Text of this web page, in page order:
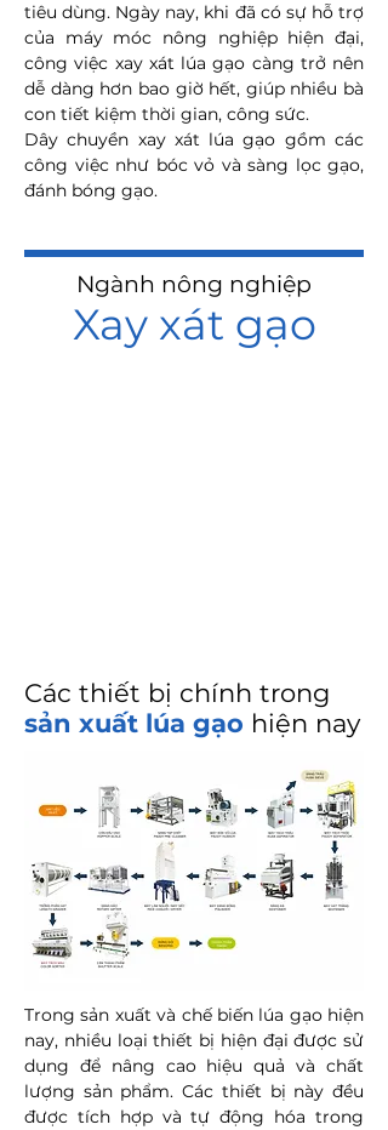
tiêu dùng. Ngày nay, khi đã có sự hỗ trợ
của máy móc nông nghiệp hiện đại,
công việc xay xát lúa gạo càng trở nên
dễ dàng hơn bao giờ hết, giúp nhiều bà
con tiết kiệm thời gian, công sức.​
Dây chuyền xay xát lúa gạo gồm các
công việc như bóc vỏ và sàng lọc gạo,
đánh bóng gạo.
Ngành nông nghiệp
Xay xát gạo
Các thiết bị chính trong
sản xuất lúa gạo hiện nay
Trong sản xuất và chế biến lúa gạo hiện
nay, nhiều loại thiết bị hiện đại được sử
dụng để nâng cao hiệu quả và chất
lượng sản phẩm. Các thiết bị này đều
được tích hợp và tự động hóa trong